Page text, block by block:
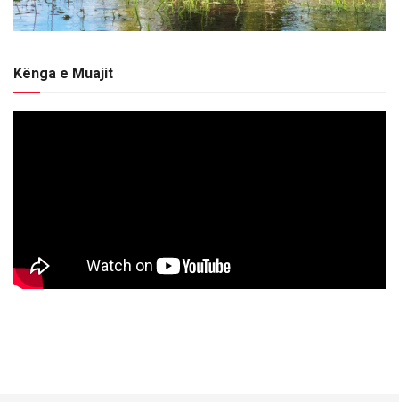
Kënga e Muajit